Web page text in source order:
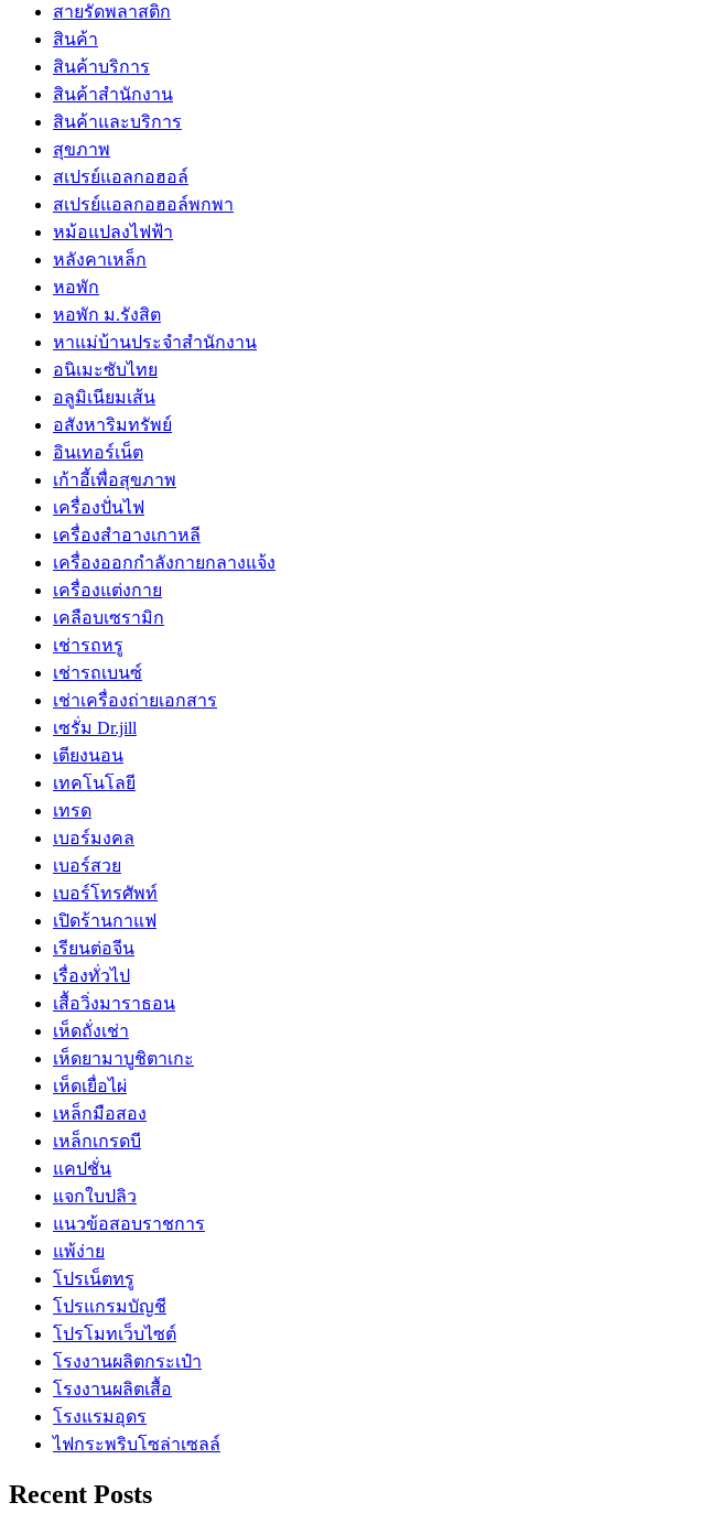
สายรัดพลาสติก
สินค้า
สินค้าบริการ
สินค้าสํานักงาน
สินค้าและบริการ
สุขภาพ
สเปรย์แอลกอฮอล์
สเปรย์แอลกอฮอล์พกพา
หม้อแปลงไฟฟ้า
หลังคาเหล็ก
หอพัก
หอพัก ม.รังสิต
หาแม่บ้านประจำสำนักงาน
อนิเมะซับไทย
อลูมิเนียมเส้น
อสังหาริมทรัพย์
อินเทอร์เน็ต
เก้าอี้เพื่อสุขภาพ
เครื่องปั่นไฟ
เครื่องสำอางเกาหลี
เครื่องออกกำลังกายกลางแจ้ง
เครื่องแต่งกาย
เคลือบเซรามิก
เช่ารถหรู
เช่ารถเบนซ์
เช่าเครื่องถ่ายเอกสาร
เซรั่ม Dr.jill
เตียงนอน
เทคโนโลยี
เทรด
เบอร์มงคล
เบอร์สวย
เบอร์โทรศัพท์
เปิดร้านกาแฟ
เรียนต่อจีน
เรื่องทั่วไป
เสื้อวิ่งมาราธอน
เห็ดถั่งเช่า
เห็ดยามาบูชิตาเกะ
เห็ดเยื่อไผ่
เหล็กมือสอง
เหล็กเกรดบี
แคปชั่น
แจกใบปลิว
แนวข้อสอบราชการ
แพ้ง่าย
โปรเน็ตทรู
โปรแกรมบัญชี
โปรโมทเว็บไซต์
โรงงานผลิตกระเป๋า
โรงงานผลิตเสื้อ
โรงแรมอุดร
ไฟกระพริบโซล่าเซลล์
Recent Posts